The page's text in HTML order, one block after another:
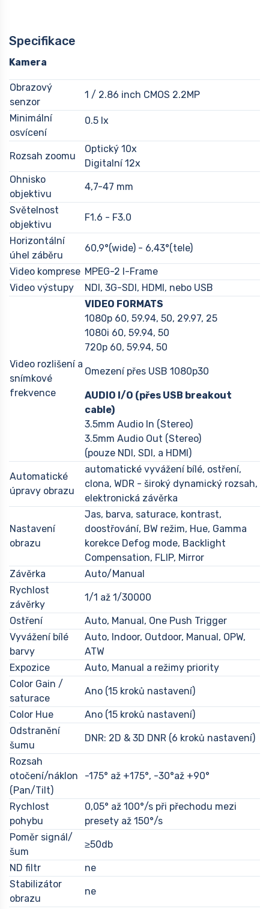
Specifikace
Kamera
Obrazový
senzor
1 / 2.86 inch CMOS 2.2MP
Minimální
osvícení
0.5 lx
Rozsah zoomu
Optický 10x
Digitalní 12x
Ohnisko
objektivu
4,7-47 mm
Světelnost
objektivu
F1.6 - F3.0
Horizontální
úhel záběru
60,9°(wide) - 6,43°(tele)
Video komprese MPEG-2 I-Frame
Video výstupy
NDI, 3G-SDI, HDMI, nebo USB
Video rozlišení a
snímkové
frekvence
VIDEO FORMATS
1080p 60, 59.94, 50, 29.97, 25
1080i 60, 59.94, 50
720p 60, 59.94, 50
Omezení přes USB 1080p30
AUDIO I/O (přes USB breakout
cable)
3.5mm Audio In (Stereo)
3.5mm Audio Out (Stereo)
(pouze NDI, SDI, a HDMI)
Automatické
úpravy obrazu
automatické vyvážení bílé, ostření,
clona, WDR - široký dynamický rozsah,
elektronická závěrka
Nastavení
obrazu
Jas, barva, saturace, kontrast,
doostřování, BW režim, Hue, Gamma
korekce Defog mode, Backlight
Compensation, FLIP, Mirror
Závěrka
Auto/Manual
Rychlost
závěrky
1/1 až 1/30000
Ostření
Auto, Manual, One Push Trigger
Vyvážení bílé
barvy
Auto, Indoor, Outdoor, Manual, OPW,
ATW
Expozice
Auto, Manual a režimy priority
Color Gain /
saturace
Ano (15 kroků nastavení)
Color Hue
Ano (15 kroků nastavení)
Odstranění
šumu
DNR: 2D & 3D DNR (6 kroků nastavení)
Rozsah
otočení/náklon
(Pan/Tilt)
-175° až +175°, -30°až +90°
Rychlost
pohybu
0,05° až 100°/s při přechodu mezi
presety až 150°/s
Poměr signál/
šum
≥50db
ND filtr
ne
Stabilizátor
obrazu
ne